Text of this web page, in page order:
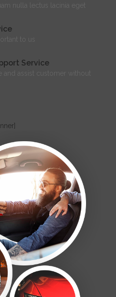
nulla lectus lacinia eget
to us
Service
and assist customer without